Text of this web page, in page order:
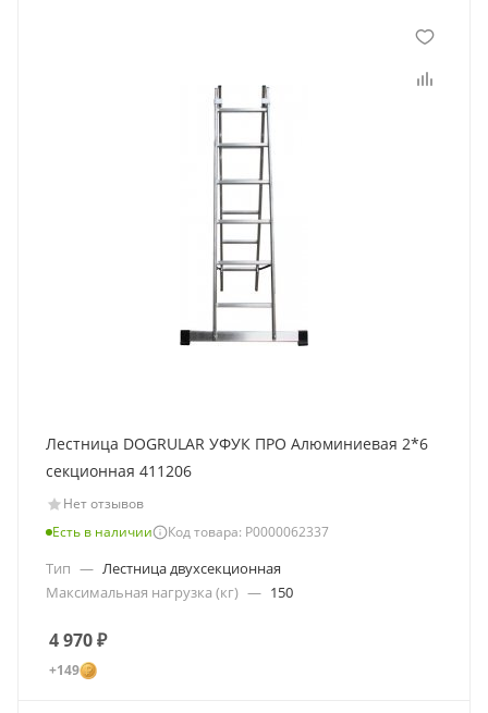
Лестница DOGRULAR УФУК ПРО Алюминиевая 2*6
секционная 411206
Нет отзывов
Есть в наличии
Код товара: Р0000062337
Тип — Лестница двухсекционная
Максимальная нагрузка (кг) — 150
4 970₽
+149